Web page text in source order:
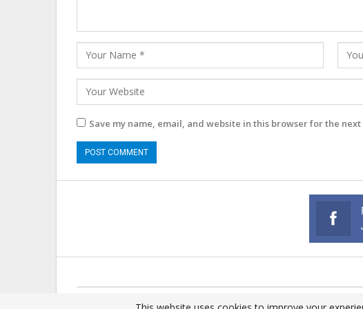
Save my name, email, and website in this browser for the